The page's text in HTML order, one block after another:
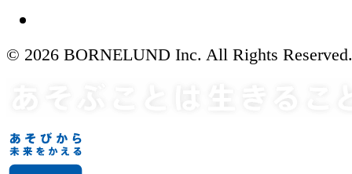
© 2026 BORNELUND Inc. All Rights Reserved.